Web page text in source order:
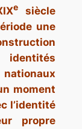
esiècle
une
moment
l’identité
propre